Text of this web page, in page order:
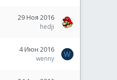
29 Ноя 2016
hedji
4 Июн 2016
wenny
W